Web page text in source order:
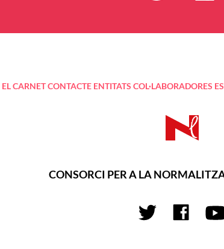
CARNETCONTACTE ENTITATS COL·LABORADORES
CONSORCI PER A LA